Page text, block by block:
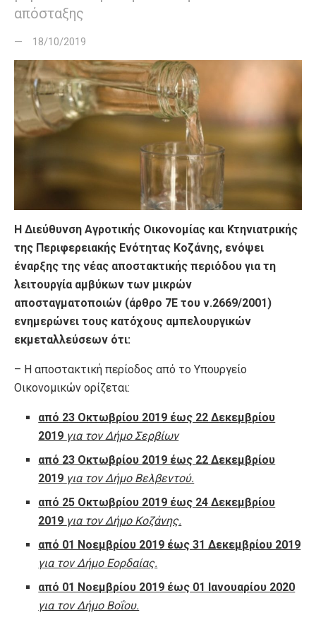
απόσταξης
18/10/2019
Η Διεύθυνση Αγροτικής Οικονομίας και Κτηνιατρικής
της Περιφερειακής Ενότητας Κοζάνης, ενόψει
έναρξης της νέας αποστακτικής περιόδου για τη
λειτουργία αμβύκων των μικρών
αποσταγματοποιών (άρθρο 7Ε του ν.2669/2001)
ενημερώνει τους κατόχους αμπελουργικών
εκμεταλλεύσεων ότι:
– Η αποστακτική περίοδος από το Υπουργείο
Οικονομικών ορίζεται:
από 23 Οκτωβρίου 2019 έως 22 Δεκεμβρίου
2019 για τον Δήμο Σερβίων
από 23 Οκτωβρίου 2019 έως 22 Δεκεμβρίου
2019 για τον Δήμο Βελβεντού.
από 25 Οκτωβρίου 2019 έως 24 Δεκεμβρίου
2019 για τον Δήμο Κοζάνης.
από 01 Νοεμβρίου 2019 έως 31 Δεκεμβρίου 2019
για τον Δήμο Εορδαίας.
από 01 Νοεμβρίου 2019 έως 01 Ιανουαρίου 2020
για τον Δήμο Βοΐου.